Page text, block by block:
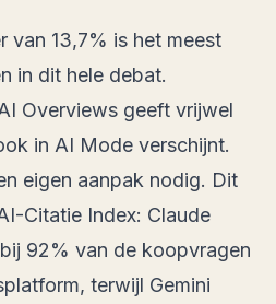
van 13,7% is het meest
in dit hele debat.
Overviews geeft vrijwel
in AI Mode verschijnt.
eigen aanpak nodig. Dit
Citatie Index: Claude
92% van de koopvragen
terwijl Gemini